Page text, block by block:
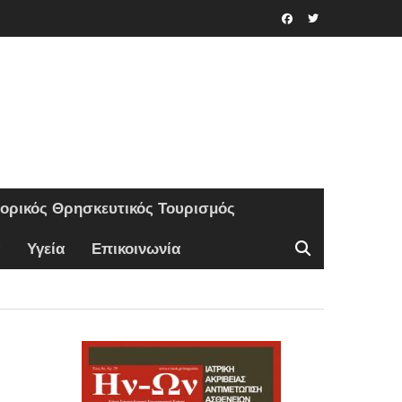
Θρησκευτικός Τουρισμός
Υγεία Επικοινωνία